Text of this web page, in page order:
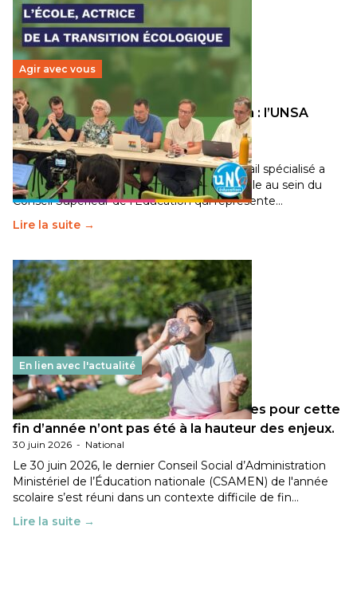
Agir avec vous
Transition écologique de l’éducation : l’UNSA
Éducation fait bouger les lignes
30 juin 2026-National
Pendant plusieurs mois, un groupe de travail spécialisé a
travaillé sur la transition écologique de l’Ecole au sein du
Conseil Supérieur de l’Éducation qui représente…
Lire la suite →
En lien avec l'actualité
Les décisions ministérielles attendues pour cette
fin d’année n’ont pas été à la hauteur des enjeux.
30 juin 2026 - National
Le 30 juin 2026, le dernier Conseil Social d’Administration
Ministériel de l’Éducation nationale (CSAMEN) de l'année
scolaire s’est réuni dans un contexte difficile de fin…
Lire la suite →